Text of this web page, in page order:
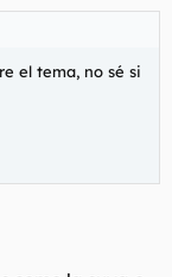
el tema, no sé si